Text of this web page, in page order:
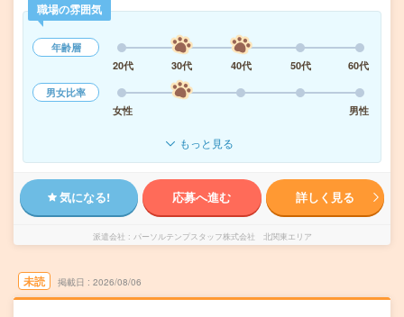
職場の雰囲気
年齢層
20代
30代 40代 50代
60代
男女比率
女性
男性
もっと見る
気になる! 応募へ進む 詳しく見る
派遣会社 パーソルテンプスタッフ株式会社 北関東エリア
未読 掲載日 2026/08/06